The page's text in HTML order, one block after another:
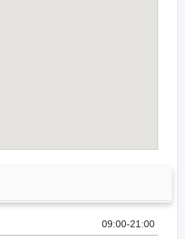
09:00-21:00